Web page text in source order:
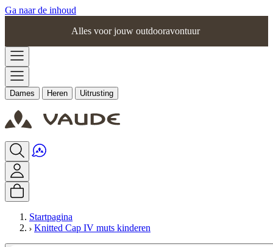
Ga naar de inhoud
Alles voor jouw outdooravontuur
Dames Heren Uitrusting
Startpagina
Knitted Cap IV muts kinderen